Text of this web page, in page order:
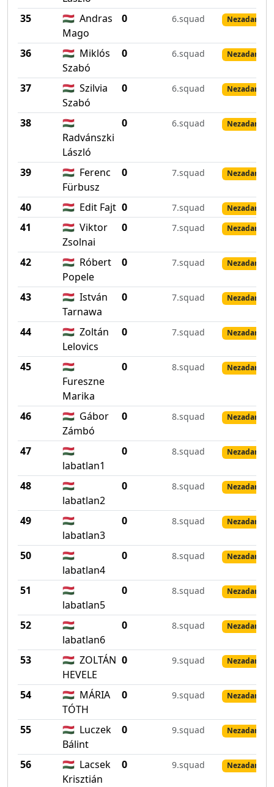
35
🇭🇺 Andras
Mago
0 6.squad Nezadané
36 🇭🇺 Miklós
Szabó
0 6.squad Nezadané
37 🇭🇺 Szilvia
Szabó
0 6.squad Nezadané
38
🇭🇺
Radvánszki
László
0 6.squad Nezadané
39 🇭🇺 Ferenc
Fürbusz
0 7.squad Nezadané
40 🇭🇺 Edit Fajt 0 7.squad Nezadané
41 🇭🇺 Viktor
Zsolnai
0 7.squad Nezadané
42 🇭🇺 Róbert
Popele
0 7.squad Nezadané
43 🇭🇺 István
Tarnawa
0 7.squad Nezadané
44 🇭🇺 Zoltán
Lelovics
0 7.squad Nezadané
45
🇭🇺
Fureszne
Marika
0 8.squad Nezadané
46 🇭🇺 Gábor
Zámbó
0 8.squad Nezadané
47
🇭🇺
labatlan1
0 8.squad Nezadané
48
🇭🇺
labatlan2
0 8.squad Nezadané
49
🇭🇺
labatlan3
0 8.squad Nezadané
50
🇭🇺
labatlan4
0 8.squad Nezadané
51
🇭🇺
labatlan5
0 8.squad Nezadané
52
🇭🇺
labatlan6
0 8.squad Nezadané
53 🇭🇺 ZOLTÁN
HEVELE
0 9.squad Nezadané
54 🇭🇺 MÁRIA
TÓTH
0 9.squad Nezadané
55 🇭🇺 Luczek
Bálint
0 9.squad Nezadané
56 🇭🇺 Lacsek
Krisztián
0 9.squad Nezadané